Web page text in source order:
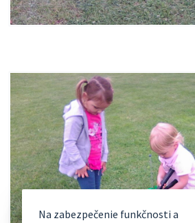
Na zabezpečenie funkčnosti a